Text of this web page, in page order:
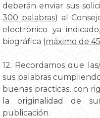
deberán enviar sus
300 palabras) al
electrónico ya
biográfica (máximo de
12. Recordamos que
sus palabras
buenas practicas, con
la originalidad de
publicación.